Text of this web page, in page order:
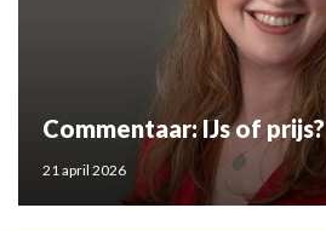
Commentaar: IJs of prijs?
21 april 2026